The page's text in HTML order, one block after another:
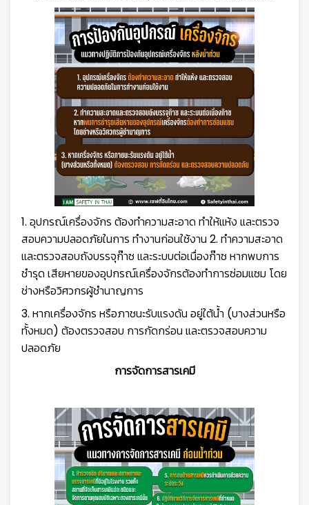
1. อุปกรณ์เครื่องจักร ต้องทำความสะอาด ทำให้แห้ง และตรวจ
สอบความปลอดภัยในการ ทำงานก่อนใช้งาน 2. ทำความสะอาด
และตรวจสอบถังบรรจุก๊าซ และระบบต่อเนื่องก๊าซ หากพบการ
ชำรุด เสียหายของอุปกรณ์เครื่องจักรต้องทำการซ่อมแซม โดย
ช่างหรือวิศวกรผู้ชำนาญการ
3. หากเครื่องจักร หรือภาชนะรับแรงดัน อยู่ใต้น้ำ (บางส่วนหรือ
ทั้งหมด) ต้องตรวจสอบ การกัดกร่อน และตรวจสอบความ
ปลอดภัย
การจัดการสารเคมี